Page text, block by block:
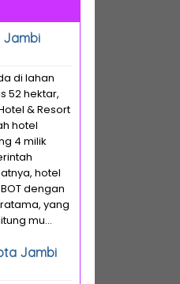
Jambi
di lahan
52 hektar,
& Resort
hotel
4 milik
hotel
dengan
yang
mu...
Jambi